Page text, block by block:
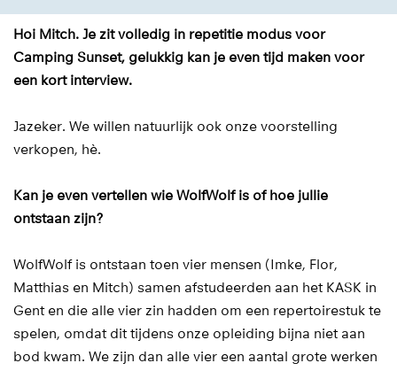
Hoi Mitch. Je zit volledig in repetitie modus voor
Camping Sunset, gelukkig kan je even tijd maken voor
een kort interview.
Jazeker. We willen natuurlijk ook onze voorstelling
verkopen, hè.
Kan je even vertellen wie WolfWolf is of hoe jullie
ontstaan zijn?
WolfWolf is ontstaan toen vier mensen (Imke, Flor,
Matthias en Mitch) samen afstudeerden aan het KASK in
Gent en die alle vier zin hadden om een repertoirestuk te
spelen, omdat dit tijdens onze opleiding bijna niet aan
bod kwam. We zijn dan alle vier een aantal grote werken